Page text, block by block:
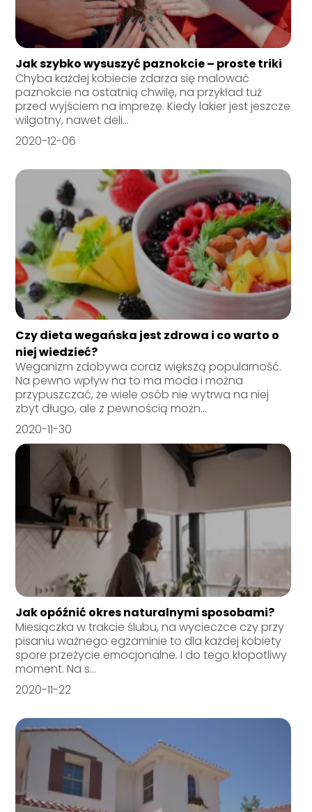
Jak szybko wysuszyć paznokcie – proste triki
Chyba każdej kobiecie zdarza się malować
paznokcie na ostatnią chwilę, na przykład tuż
przed wyjściem na imprezę. Kiedy lakier jest jeszcze
wilgotny, nawet deli...
2020-12-06
Czy dieta wegańska jest zdrowa i co warto o
niej wiedzieć?
Weganizm zdobywa coraz większą popularność.
Na pewno wpływ na to ma moda i można
przypuszczać, że wiele osób nie wytrwa na niej
zbyt długo, ale z pewnością możn...
2020-11-30
Jak opóźnić okres naturalnymi sposobami?
Miesiączka w trakcie ślubu, na wycieczce czy przy
pisaniu ważnego egzaminie to dla każdej kobiety
spore przeżycie emocjonalne. I do tego kłopotliwy
moment. Na s...
2020-11-22